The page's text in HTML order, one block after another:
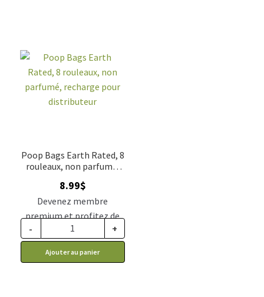
Poop Bags Earth Rated, 8
rouleaux, non parfumé,
distributeur
8.99$
Devenez membre
premium et profitez de
ce prix rabais : 7.42$ CA
- +
Ajouter au panier